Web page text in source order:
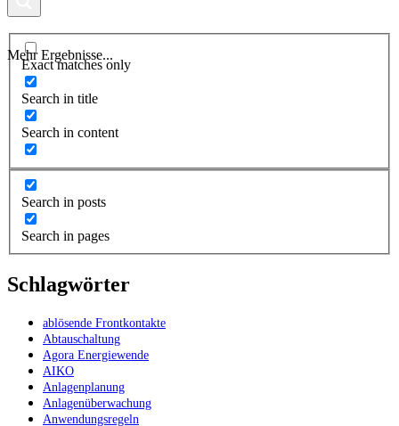
Mehr Ergebnisse...
Exact matches only
Search in title
Search in content
Search in posts
Search in pages
Schlagwörter
ablösende Frontkontakte
Abtauschaltung
Agora Energiewende
AIKO
Anlagenplanung
Anlagenüberwachung
Anwendungsregeln